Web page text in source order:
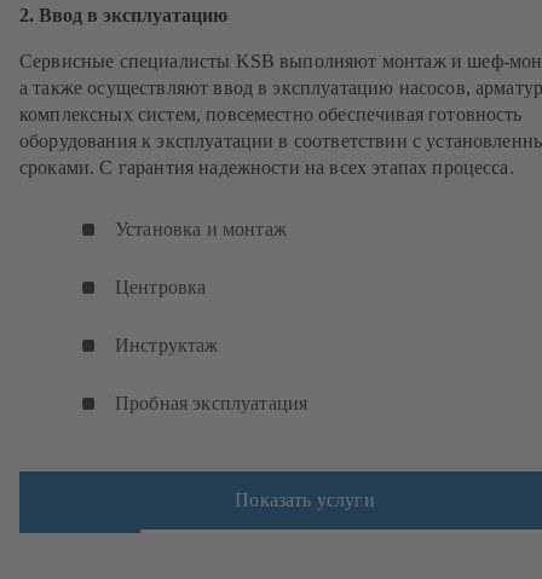
2. Ввод в эксплуатацию
Сервисные специалисты KSB выполняют монтаж и шеф-
а также осуществляют ввод в эксплуатацию насосов,
комплексных систем, повсеместно обеспечивая готовность
оборудования к эксплуатации в соответствии с
сроками. С гарантия надежности на всех этапах процесса.
Установка и монтаж
Центровка
Инструктаж
Пробная эксплуатация
Показать услуги